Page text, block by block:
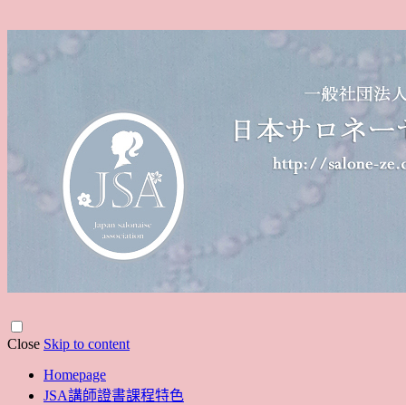
Close Skip to content
Homepage
JSA講師證書課程特色